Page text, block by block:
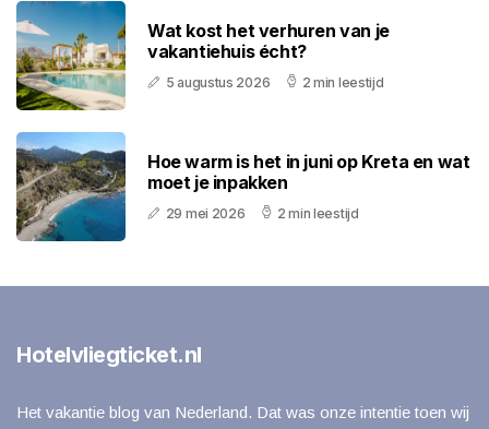
Wat kost het verhuren van je
vakantiehuis écht?
5 augustus 2026 2 min leestijd
Hoe warm is het in juni op Kreta en wat
moet je inpakken
29 mei 2026 2 min leestijd
Hotelvliegticket.nl
Het vakantie blog van Nederland. Dat was onze intentie toen wij